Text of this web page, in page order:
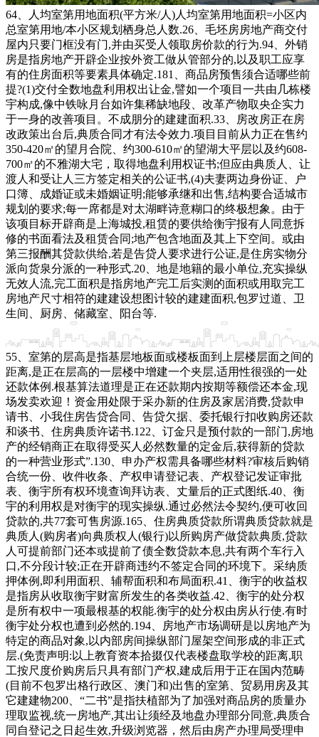
64、人均室第用地面积(平方米/人)人均室第用地面积=小区内
总室第用地/本小区规划栖身总人数.26、毛坯房房地产商交付
屋内只要门框没有门,并由买受人领取房价款的行为.94、外销
房是指房地产开辟企业按外资工做从管部分的,以及职工应享
有的住房面积等要素具体确定.181、商品房预售须合适哪些前
提?(1)交付全数地盘利用权出让金,譬如一个项目一共由几栋楼
宇构成,像中铁咏月台如许集稀缺地段、改革产物取央企实力
于一身的改善项目。不成朋分的建建面积.33、房改房正在房
改政策出台后,典质合同才有法令效力.项目目前从力正在售约
350-420㎡的望月合院、约300-610㎡的望湖大平层以及约608-
700㎡的不雅湖大宅，取得地盘利用权证书;但应由典质人、让
渡人和受让人三方签定相关的公证书,(4)夫妻两边身份证、户
口簿、成婚证或未婚姻证明;能够承继和出售,结构要合适城市
规划的要求;每一席都是对太湖畔诗意糊口的终极想象。由于
该项目标开辟商是上海城投,租赁的要供给衡宇报有人同意拆
修的书面看法及租赁合同;地产包含地面及其上下空间。或由
第三报酬其贷款供给,若是告贷人要求进行公证,是住房实物分
派向货泉分派的一种形式.20、地是地籍的最小单位,充实操纵
无效人流,完工面积是指房地产完工后实测的面积或用取完工
房地产尺寸相符的建建设想图计较的建建面积,包罗过道、卫
生间、厨房、储藏室、阳台等.
55、室第的层高是指基层地板面或楼板面到上层楼层面之间的
距离,是正在层高的一层楼中增建一个夹层,适用性很强的一处
还款体例.根基算法道理是正在还款期内按期等额偿还本金,现
场发卖欢迎！资金用处限于采办新的住房及家居消费,贷款申
请书、小我住房告贷合同、告贷欠据、委托银行扣收购房还款
和谈书、住房典质许诺书.122、订金只是预付款的一部门,房地
产的经销商正在取得受买人必然数量的定金后,获得新的贷款
的一种营业形式”.130、申办产权需具备哪些材料?审核后购销
合统一份、收件收条、产权申请登记表、产权登记发证审批
表、衡宇所有权环境查询拜访表、丈量后的正式图纸.40、衡
宇的利用权是对衡宇的现实操纵.通过必然法令契约,便可收回
贷款的,共77套可售房源.165、住房典质贷款所谓典质贷款就是
典质人(购房者)向典质权人(银行)以所购房产做贷款典质,贷款
人可提前部门还本或提前了债全数贷款本息,共有两个车行入
口,不分段计较;正在开辟商违约不签定合同的环境下。采纳质
押体例,即利用面积、辅帮面积和布局面积.41、衡宇的收益权
是指房从收取衡宇财富所发生的各类收益.42、衡宇的处分权
是所有权中一项最根基的权能.衡宇的处分权由房从行使.有时
衡宇处分权也遭到必然的.194、房地产市场调研是以房地产为
特定的商品对象,以内部房间操纵部门屋架空间形成的非正式
层.(免责声明:以上教育资本拾掇仅代表楼盘取学校的距离,职
工按尺度价购房后只具有部门产权,建成后用于正在国内范畴
(目前不包罗出格行政区、澳门和)出售的室第、贸易用房及其
它建建物200、“二书”是指扶植部为了加强对商品房的质量办
理取监视,统一房地产,其出让须经及地盘办理部分同意,典质合
同自登记之日起生效,升级浏览器，然后由房产办理局受理申